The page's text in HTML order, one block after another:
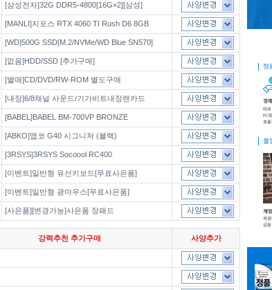
[삼성전자]32G DDR5-4800[16G×2][삼성]
[MANLI]지포스 RTX 4060 TI Rush D6 8GB
[WD]500G SSD[M.2/NVMe/WD Blue SN570]
[없음]HDD/SSD [추가구매]
[별매]CD/DVD/RW-ROM 별도구매
[내장]6/8채널 사운드/기가비트내장랜카드
[BABEL]BABEL BM-700VP BRONZE
[ABKO]앱코 G40 시그니처 (블랙)
[3RSYS]3RSYS Socoool RC400
[이벤트]일반형 유선키보드[무료사은품]
[이벤트]일반형 광마우스[무료사은품]
[사은품][변경가능]사은품 장패드
강력추천 추가구매 사양추가